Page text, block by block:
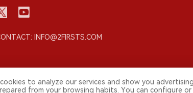
INFO@2FIRSTS.COM
to analyze our services and show you advertising
from your browsing habits. You can configure or